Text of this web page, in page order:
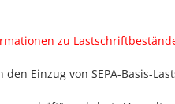
zu
Einzug von SEPA-Basis-